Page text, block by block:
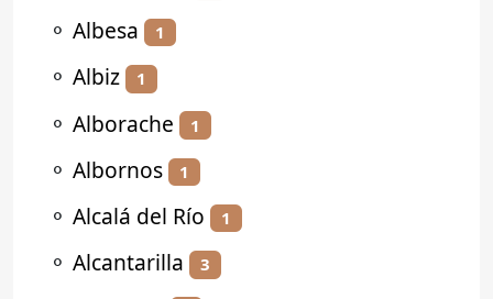
⚬ Albesa 1
⚬ Albiz 1
⚬ Alborache 1
⚬ Albornos 1
⚬ Alcalá del Río 1
⚬ Alcantarilla 3